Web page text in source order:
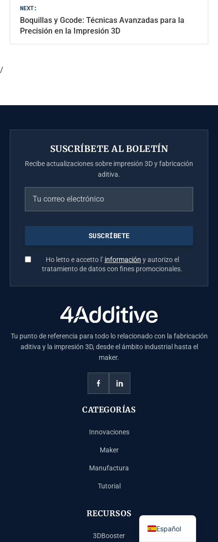
NEXT:
Boquillas y Gcode: Técnicas Avanzadas para la
Precisión en la Impresión 3D
/
SUSCRÍBETE AL BOLETÍN
Recibe actualizaciones sobre impresión 3D y fabricación
aditiva.
Ho letto e accetto l’ información y autorizo el
tratamiento de datos con fines promocionales.
Tu punto de referencia para todo lo relacionado con la fabricación
aditiva y la impresión 3D, desde el ámbito industrial hasta el
maker.
CATEGORÍAS
Innovaciones
Maker
Manufactura
Tutorial
RECURSOS
3DBooster
Español